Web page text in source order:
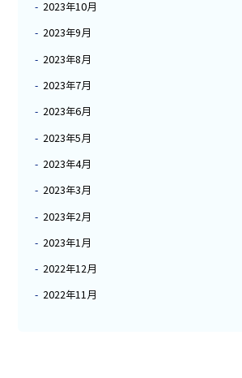
2023年10月
2023年9月
2023年8月
2023年7月
2023年6月
2023年5月
2023年4月
2023年3月
2023年2月
2023年1月
2022年12月
2022年11月